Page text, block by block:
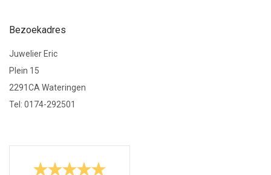
Bezoekadres
Juwelier Eric
Plein 15
2291CA Wateringen
Tel: 0174-292501